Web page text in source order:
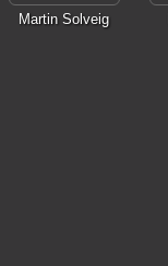
Martin Solveig